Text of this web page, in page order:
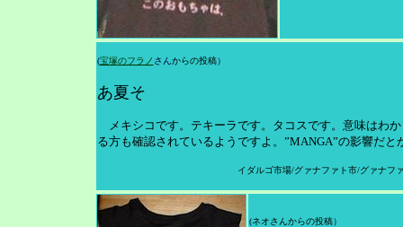
(宝塚のフラノ さんからの投稿）
あ夏そ
メキシコです。テキーラです。タコスです。意味はわ
る方も確認されているようですよ。”MANGA”の影響だ
イダルゴ市場/グァナファト市/グァナフ
(ネオさんからの投稿）